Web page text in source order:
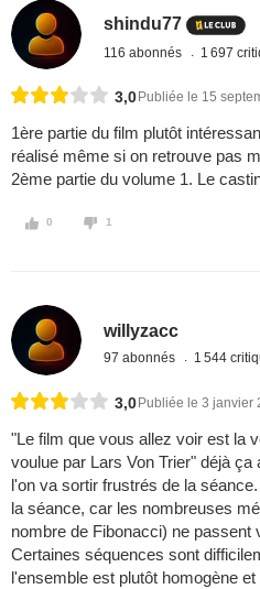
shindu77
116 abonnés 1 697
3,0 Publiée le 15
1ère partie du film plutôt
réalisé même si on retrouve pas
2ème partie du volume 1. Le
0 1
willyzacc
97 abonnés 1 544
3,0 Publiée le 3 janvier
"Le film que vous allez voir est la
voulue par Lars Von Trier" déjà
l'on va sortir frustrés de la
la séance, car les nombreuses
nombre de Fibonacci) ne passent
Certaines séquences sont
l'ensemble est plutôt homogène